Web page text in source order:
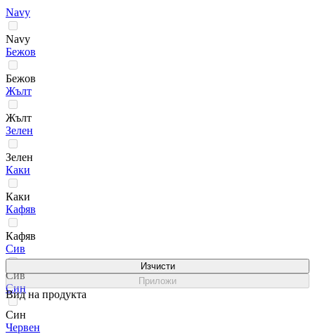
Navy
Navy
Бежов
Бежов
Жълт
Жълт
Зелен
Зелен
Каки
Каки
Кафяв
Кафяв
Сив
Сив
Син
Син
Червен
Изчисти
Приложи
Вид на продукта